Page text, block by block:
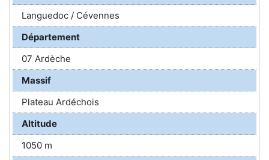
Languedoc / Cévennes
Département
07 Ardèche
Massif
Plateau Ardéchois
Altitude
1050 m